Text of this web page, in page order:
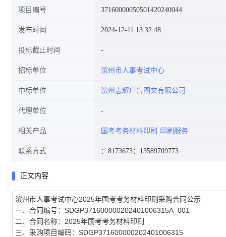
项目编号 37160000050501420240044
发布时间 2024-12-11 13:32:48
投标截止时间
招标单位 滨州市人事考试中心
中标单位 滨州志耀广告图文有限公司
代理单位
相关产品 国考考务材料印刷 印刷服务
联系方式 ：8173673：13589709773
正文内容
滨州市人事考试中心2025年国考考务材料印刷采购合同公示
一、合同编号：SDGP371600000202401006315A_001
二、合同名称：2025年国考考务材料印刷
三、采购项目编码：SDGP371600000202401006315